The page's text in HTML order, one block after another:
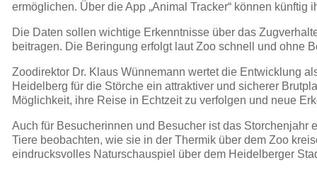
ermöglichen. Über die App „Animal Tracker“ können
Die Daten sollen wichtige Erkenntnisse über das
beitragen. Die Beringung erfolgt laut Zoo schnell und ohne
Zoodirektor Dr. Klaus Wünnemann wertet die Entwicklung
Heidelberg für die Störche ein attraktiver und sicherer
Möglichkeit, ihre Reise in Echtzeit zu verfolgen und neue
Auch für Besucherinnen und Besucher ist das
Tiere beobachten, wie sie in der Thermik über dem Zoo
eindrucksvolles Naturschauspiel über dem Heidelberger